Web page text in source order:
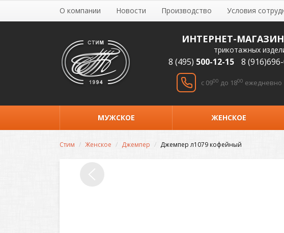
О компании Новости Производство Условия
ИНТЕРНЕТ-
трикотажных
8 (495) 500-12-15 8
c 0900 до 1800 ежедневно
МУЖСКОЕ ЖЕНСКОЕ
Стим Женское Джемпер Джемпер л1079 кофейный